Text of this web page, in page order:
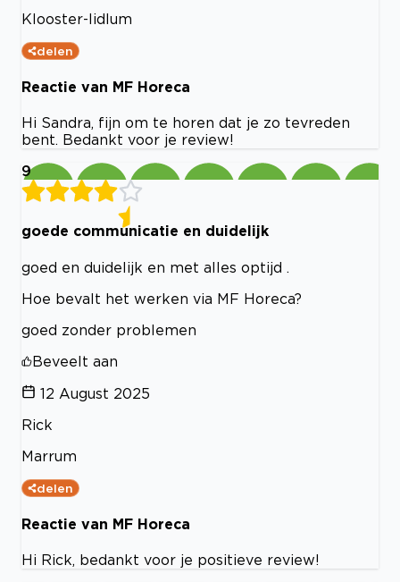
Klooster-lidlum
delen
Reactie van MF Horeca
Hi Sandra, fijn om te horen dat je zo tevreden
bent. Bedankt voor je review!
9
goede communicatie en duidelijk
goed en duidelijk en met alles optijd .
Hoe bevalt het werken via MF Horeca?
goed zonder problemen
Beveelt aan
12 August 2025
Rick
Marrum
delen
Reactie van MF Horeca
Hi Rick, bedankt voor je positieve review!